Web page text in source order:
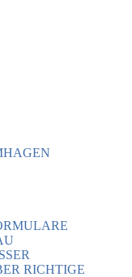
RICHTIGE